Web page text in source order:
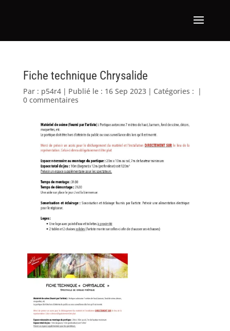
Fiche technique Chrysalide
Par : p54r4 | Publié le : 16 Sep 2023 | Catégories : |
0 commentaires